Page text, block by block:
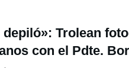
depiló»: Trolean
con el Pdte.